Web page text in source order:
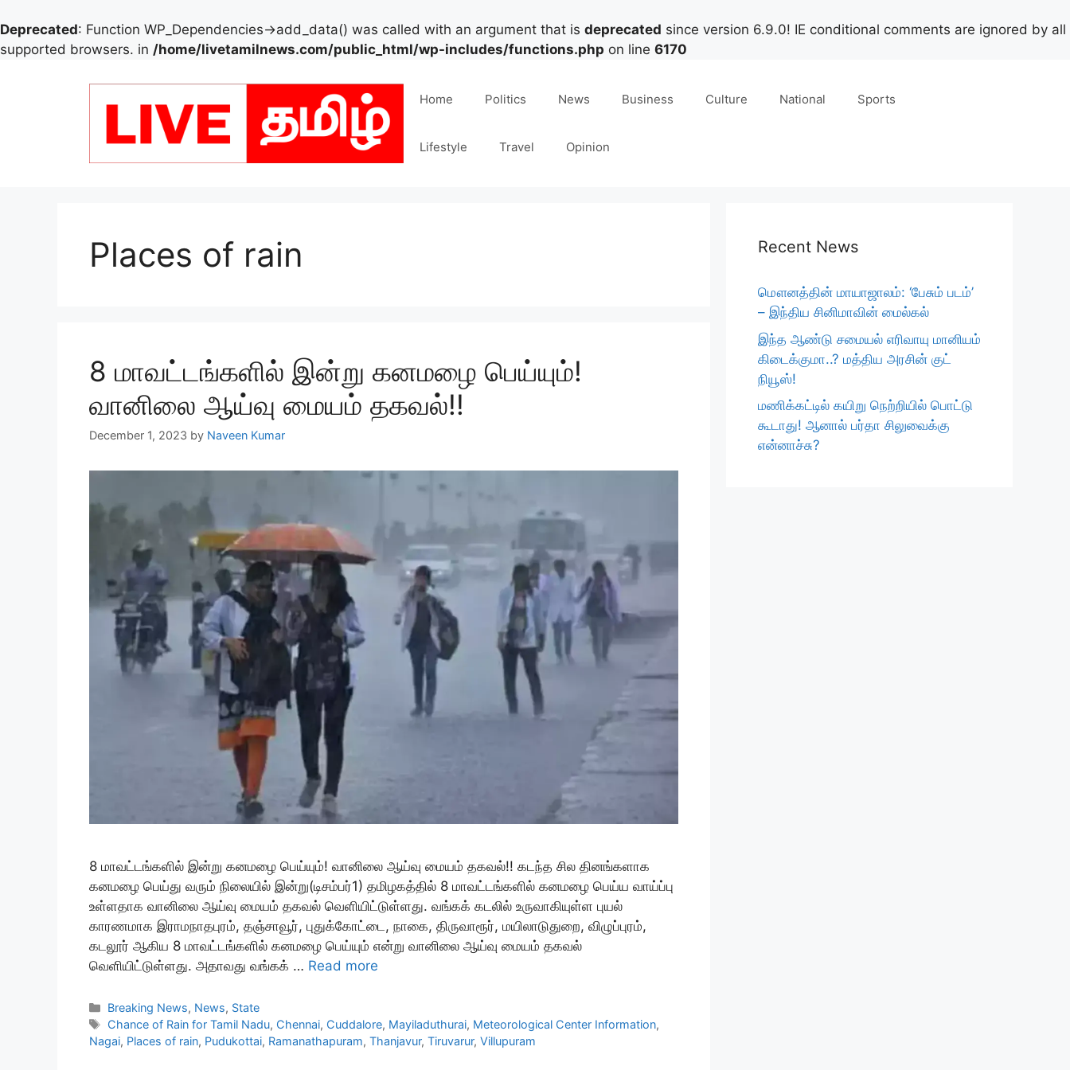
Deprecated: Function WP_Dependencies->add_data() was called with an argument that is deprecated since version 6.9.0! IE conditional comments are ignored by all
supported browsers. in /home/livetamilnews.com/public_html/wp-includes/functions.php on line 6170
Home Politics News Business Culture National Sports
Lifestyle Travel Opinion
Places of rain
8 மாவட்டங்களில் இன்று கனமழை பெய்யும்!
வானிலை ஆய்வு மையம் தகவல்!!
December 1, 2023 by Naveen Kumar
8 மாவட்டங்களில் இன்று கனமழை பெய்யும்! வானிலை ஆய்வு மையம் தகவல்!! கடந்த சில தினங்களாக
கனமழை பெய்து வரும் நிலையில் இன்று(டிசம்பர்1) தமிழகத்தில் 8 மாவட்டங்களில் கனமழை பெய்ய வாய்ப்பு
உள்ளதாக வானிலை ஆய்வு மையம் தகவல் வெளியிட்டுள்ளது. வங்கக் கடலில் உருவாகியுள்ள புயல்
காரணமாக இராமநாதபுரம், தஞ்சாவூர், புதுக்கோட்டை, நாகை, திருவாரூர், மயிலாடுதுறை, விழுப்புரம்,
கடலூர் ஆகிய 8 மாவட்டங்களில் கனமழை பெய்யும் என்று வானிலை ஆய்வு மையம் தகவல்
வெளியிட்டுள்ளது. அதாவது வங்கக் … Read more
Categories
Breaking News, News, State
Tags
Chance of Rain for Tamil Nadu, Chennai, Cuddalore, Mayiladuthurai, Meteorological Center Information,
Nagai, Places of rain, Pudukottai, Ramanathapuram, Thanjavur, Tiruvarur, Villupuram
Recent News
மௌனத்தின் மாயாஜாலம்: ‘பேசும் படம்’
– இந்திய சினிமாவின் மைல்கல்
இந்த ஆண்டு சமையல் எரிவாயு மானியம்
கிடைக்குமா..? மத்திய அரசின் குட்
நியூஸ்!
மணிக்கட்டில் கயிறு நெற்றியில் பொட்டு
கூடாது! ஆனால் பர்தா சிலுவைக்கு
என்னாச்சு?